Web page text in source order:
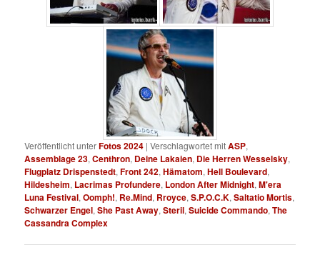
Veröffentlicht unterFotos 2024 |Verschlagwortet mitASP,
Assemblage 23,Centhron, Deine Lakaien, Die Herren Wesselsky,
Flugplatz Drispenstedt,Front 242,Hämatom,Hell Boulevard,
Hildesheim, Lacrimas Profundere, London After Midnight,M'era
Luna Festival,Oomph!, Re.Mind, Rroyce,S.P.O.C.K,Saltatio Mortis,
Schwarzer Engel,She Past Away,Steril,Suicide Commando,The
Cassandra Complex